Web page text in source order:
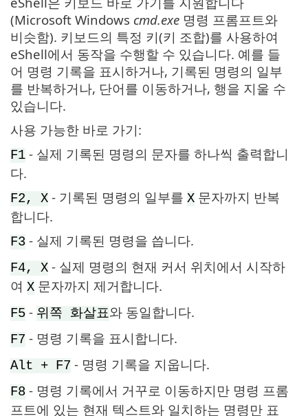
(Microsoft Windows cmd.exe 명령 프롬프트와
비슷함). 키보드의 특정 키(키 조합)를 사용하여
eShell에서 동작을 수행할 수 있습니다. 예를 들
어 명령 기록을 표시하거나, 기록된 명령의 일부
를 반복하거나, 단어를 이동하거나, 행을 지울 수
있습니다.
사용 가능한 바로 가기:
F1 - 실제 기록된 명령의 문자를 하나씩 출력합니
다.
F2, X - 기록된 명령의 일부를 X 문자까지 반복
합니다.
F3 - 실제 기록된 명령을 씁니다.
F4, X - 실제 명령의 현재 커서 위치에서 시작하
여 X 문자까지 제거합니다.
F5 - 위쪽 화살표와 동일합니다.
F7 - 명령 기록을 표시합니다.
Alt + F7 - 명령 기록을 지웁니다.
F8 - 명령 기록에서 거꾸로 이동하지만 명령 프롬
프트에 있는 현재 텍스트와 일치하는 명령만 표